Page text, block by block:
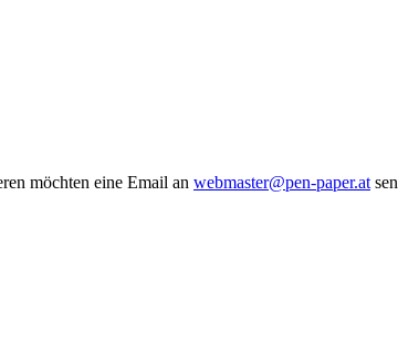
möchten eine Email an webmaster@pen-paper.at